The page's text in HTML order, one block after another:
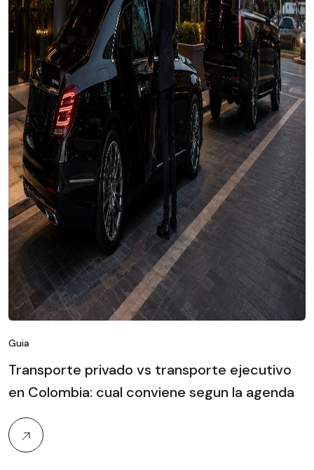
Guia
Transporte privado vs transporte ejecutivo
en Colombia: cual conviene segun la agenda